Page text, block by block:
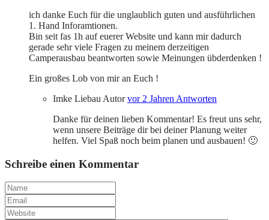
ich danke Euch für die unglaublich guten und ausführlichen
1. Hand Inforamtionen.
Bin seit fas 1h auf euerer Website und kann mir dadurch
gerade sehr viele Fragen zu meinem derzeitigen
Camperausbau beantworten sowie Meinungen übderdenken !
Ein großes Lob von mir an Euch !
Imke Liebau Autor vor 2 Jahren Antworten
Danke für deinen lieben Kommentar! Es freut uns sehr,
wenn unsere Beiträge dir bei deiner Planung weiter
helfen. Viel Spaß noch beim planen und ausbauen! 🙂
Schreibe einen Kommentar